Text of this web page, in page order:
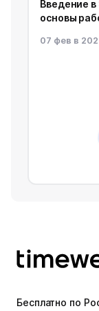
Введение
основы
07 фев в
Бесплатно по